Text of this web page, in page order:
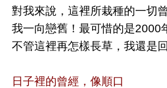
對我來說，這裡所栽種的一切
我一向戀舊！最可惜的是2000
不管這裡再怎樣長草，我還是
日子裡的曾經，像順口